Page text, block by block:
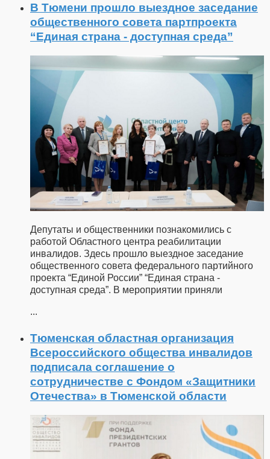
В Тюмени прошло выездное заседание
общественного совета партпроекта
“Единая страна - доступная среда”
Депутаты и общественники познакомились с
работой Областного центра реабилитации
инвалидов. Здесь прошло выездное заседание
общественного совета федерального партийного
проекта “Единой России” “Единая страна -
доступная среда”. В мероприятии приняли
...
Тюменская областная организация
Всероссийского общества инвалидов
подписала соглашение о
сотрудничестве с Фондом «Защитники
Отечества» в Тюменской области